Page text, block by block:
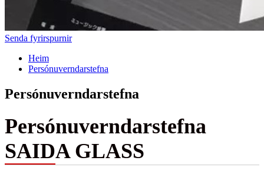
Senda fyrirspurnir
Heim
Persónuverndarstefna
Persónuverndarstefna
Persónuverndarstefna
SAIDA GLASS